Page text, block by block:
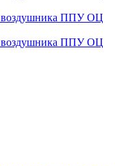
воздушника ППУ ОЦ
воздушника ППУ ОЦ